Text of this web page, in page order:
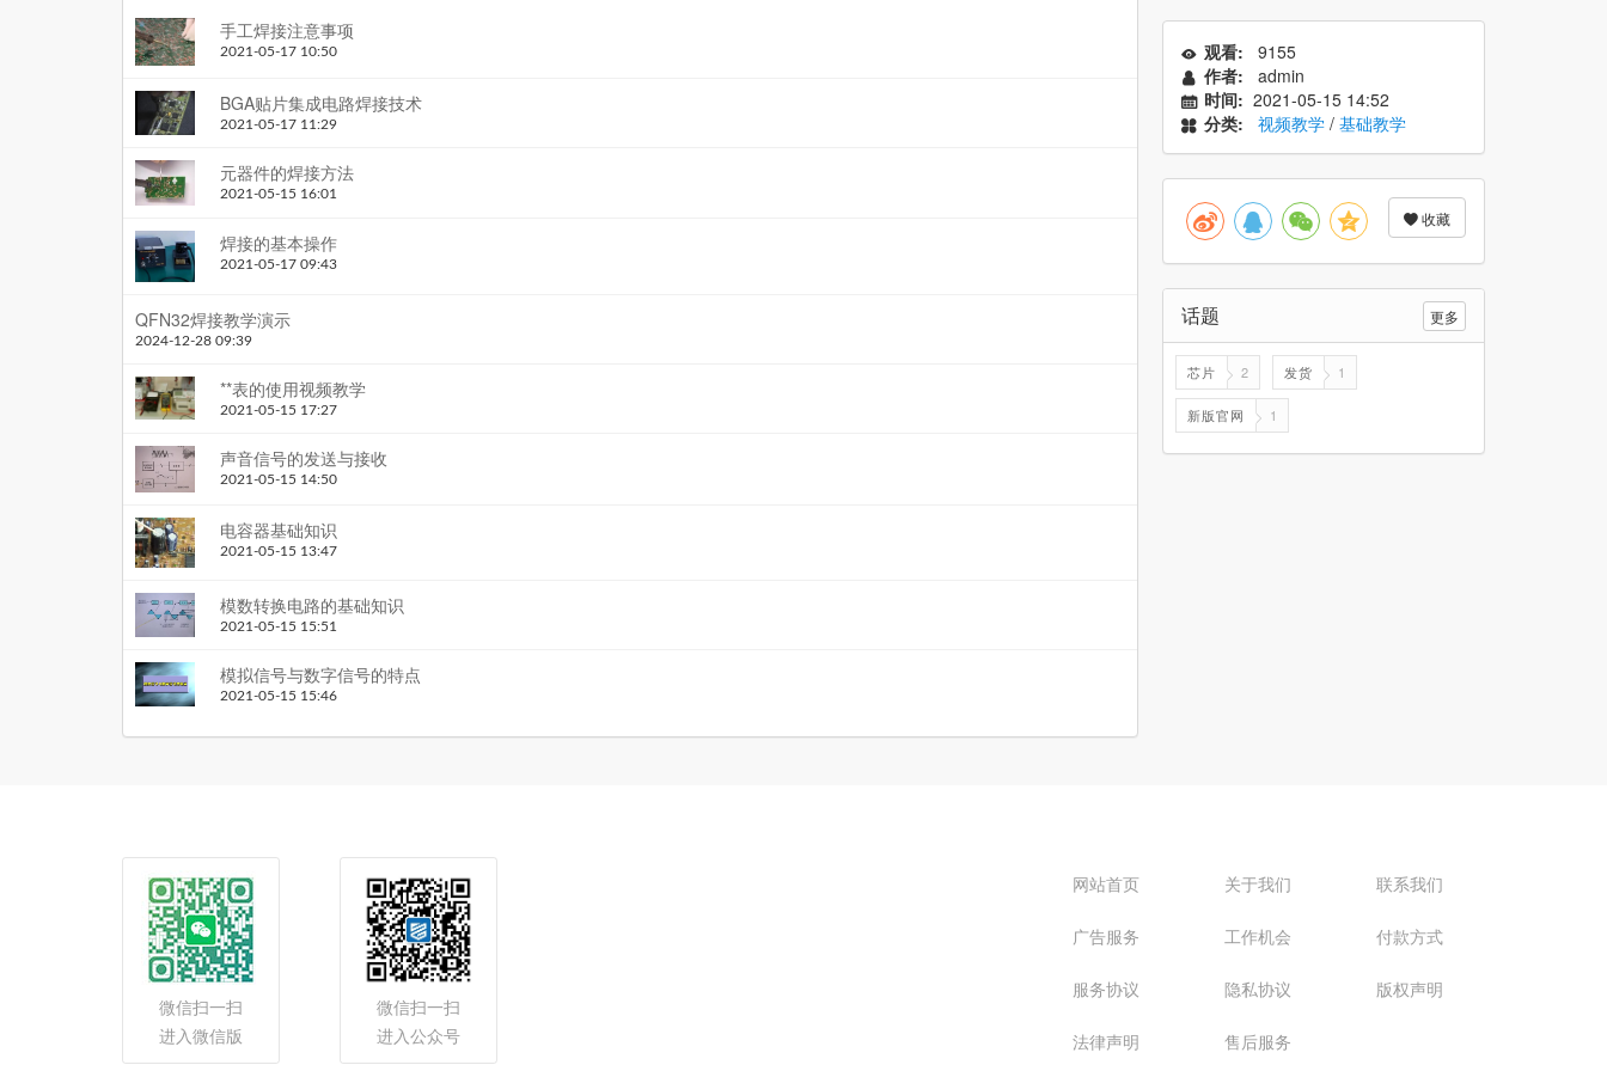
手工焊接注意事项
2021-05-17 10:50
BGA贴片集成电路焊接技术
2021-05-17 11:29
元器件的焊接方法
2021-05-15 16:01
焊接的基本操作
2021-05-17 09:43
QFN32焊接教学演示
2024-12-28 09:39
**表的使用视频教学
2021-05-15 17:27
声音信号的发送与接收
2021-05-15 14:50
电容器基础知识
2021-05-15 13:47
模数转换电路的基础知识
2021-05-15 15:51
模拟信号与数字信号的特点
2021-05-15 15:46
观看:
9155
作者:
admin
时间: 2021-05-15 14:52
分类:
视频教学 / 基础教学
收藏
更多
话题
芯片 2 发货 1
新版官网 1
微信扫一扫
进入微信版
微信扫一扫
进入公众号
网站首页 关于我们 联系我们
广告服务 工作机会 付款方式
服务协议 隐私协议 版权声明
法律声明 售后服务